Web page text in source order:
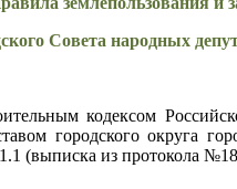
Совета народных
кодексом
городского округа
(выписка из протокола